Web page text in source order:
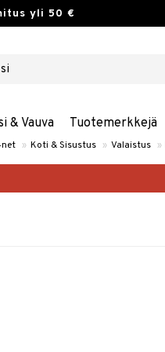
yli 50 €
& Vauva Tuotemerkkejä
» Koti & Sisustus » Valaistus »